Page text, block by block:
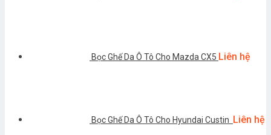
Bọc Ghế Da Ô Tô Cho Mazda CX5 Liên hệ
Bọc Ghế Da Ô Tô Cho Hyundai Custin Liên hệ